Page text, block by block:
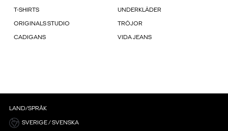
T-SHIRTS UNDERKLÄDER
ORIGINALS STUDIO TRÖJOR
CADIGANS VIDA JEANS
LAND/SPRÅK
SVERIGE / SVENSKA